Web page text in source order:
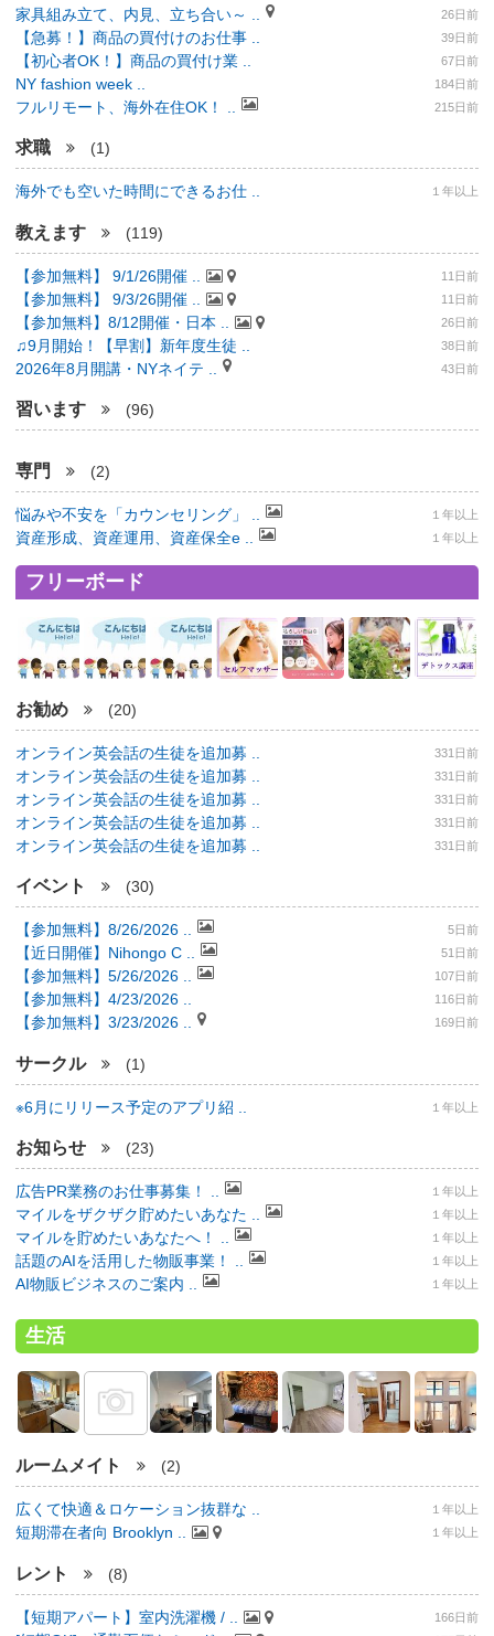
家具組み立て、内見、立ち合い～ .. 26日前
【急募！】商品の買付けのお仕事 .. 39日前
【初心者OK！】商品の買付け業 .. 67日前
NY fashion week .. 184日前
フルリモート、海外在住OK！ .. 215日前
求職 (1)
海外でも空いた時間にできるお仕 .. １年以上
教えます (119)
【参加無料】 9/1/26開催 .. 11日前
【参加無料】 9/3/26開催 .. 11日前
【参加無料】8/12開催・日本 .. 26日前
♫9月開始！【早割】新年度生徒 .. 38日前
2026年8月開講・NYネイテ .. 43日前
習います (96)
専門 (2)
悩みや不安を「カウンセリング」 .. １年以上
資産形成、資産運用、資産保全e .. １年以上
フリーボード
お勧め (20)
オンライン英会話の生徒を追加募 .. 331日前
オンライン英会話の生徒を追加募 .. 331日前
オンライン英会話の生徒を追加募 .. 331日前
オンライン英会話の生徒を追加募 .. 331日前
オンライン英会話の生徒を追加募 .. 331日前
イベント (30)
【参加無料】8/26/2026 .. 5日前
【近日開催】Nihongo C .. 51日前
【参加無料】5/26/2026 .. 107日前
【参加無料】4/23/2026 .. 116日前
【参加無料】3/23/2026 .. 169日前
サークル (1)
※6月にリリース予定のアプリ紹 .. １年以上
お知らせ (23)
広告PR業務のお仕事募集！ .. １年以上
マイルをザクザク貯めたいあなた .. １年以上
マイルを貯めたいあなたへ！ .. １年以上
話題のAIを活用した物販事業！ .. １年以上
AI物販ビジネスのご案内 .. １年以上
生活
ルームメイト (2)
広くて快適＆ロケーション抜群な .. １年以上
短期滞在者向 Brooklyn .. １年以上
レント (8)
【短期アパート】室内洗濯機 / .. 166日前